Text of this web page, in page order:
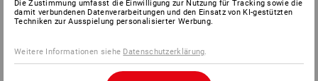
Die Zustimmung umfasst die Einwilligung zur Nutzung für Tracking sowie die
damit verbundenen Datenverarbeitungen und den Einsatz von KI-gestützten
Techniken zur Ausspielung personalisierter Werbung.
Weitere Informationen siehe Datenschutzerklärung